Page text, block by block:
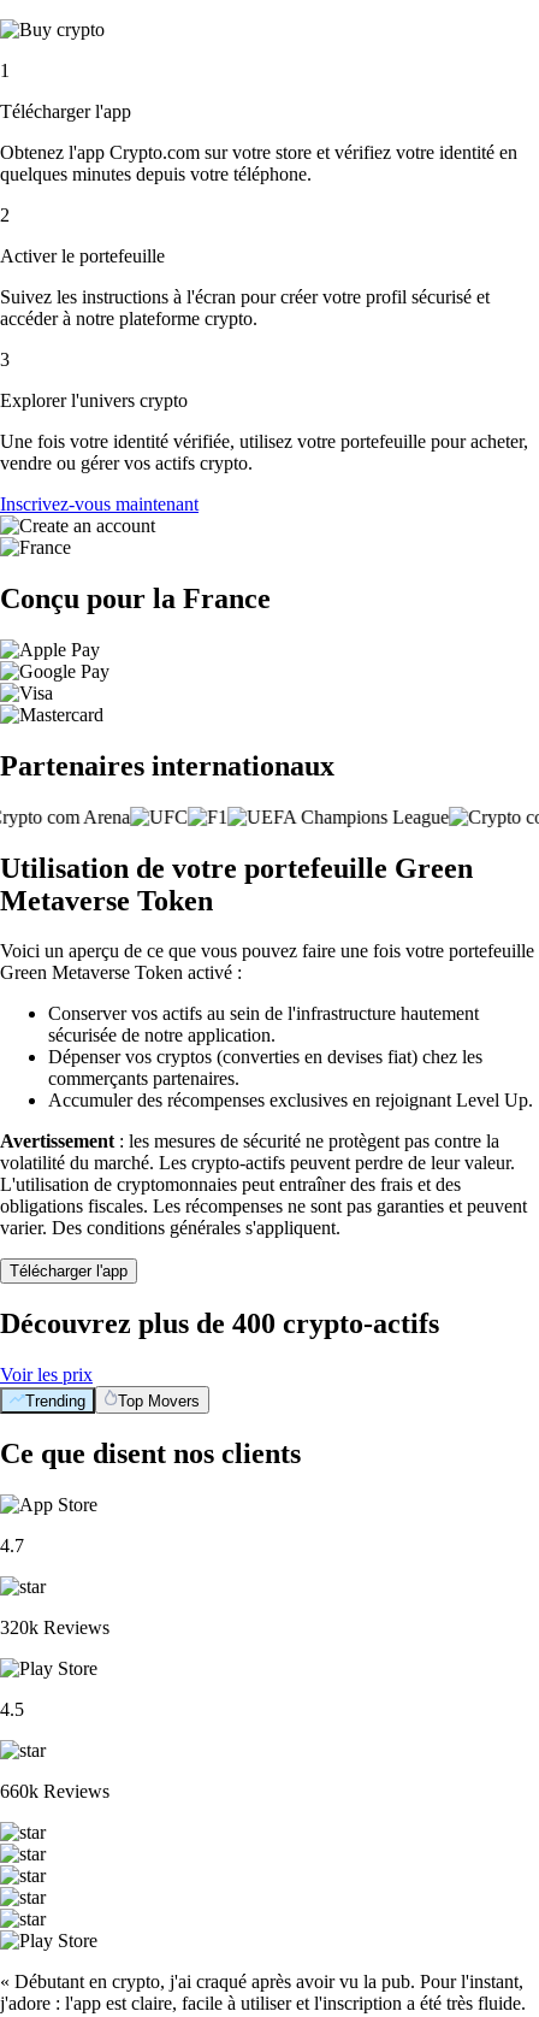
1
Télécharger l'app
Obtenez l'app Crypto.com sur votre store et vérifiez votre identité en
quelques minutes depuis votre téléphone.
2
Activer le portefeuille
Suivez les instructions à l'écran pour créer votre profil sécurisé et
accéder à notre plateforme crypto.
3
Explorer l'univers crypto
Une fois votre identité vérifiée, utilisez votre portefeuille pour acheter,
vendre ou gérer vos actifs crypto.
Inscrivez-vous maintenant
Conçu pour la France
Partenaires internationaux
Utilisation de votre portefeuille Green
Metaverse Token
Voici un aperçu de ce que vous pouvez faire une fois votre portefeuille
Green Metaverse Token activé :
Conserver vos actifs au sein de l'infrastructure hautement
sécurisée de notre application.
Dépenser vos cryptos (converties en devises fiat) chez les
commerçants partenaires.
Accumuler des récompenses exclusives en rejoignant Level Up.
Avertissement : les mesures de sécurité ne protègent pas contre la
volatilité du marché. Les crypto-actifs peuvent perdre de leur valeur.
L'utilisation de cryptomonnaies peut entraîner des frais et des
obligations fiscales. Les récompenses ne sont pas garanties et peuvent
varier. Des conditions générales s'appliquent.
Télécharger l'app
Découvrez plus de 400 crypto-actifs
Voir les prix
Trending Top Movers
Ce que disent nos clients
4.7
320k Reviews
4.5
660k Reviews
« Débutant en crypto, j'ai craqué après avoir vu la pub. Pour l'instant,
j'adore : l'app est claire, facile à utiliser et l'inscription a été très fluide.